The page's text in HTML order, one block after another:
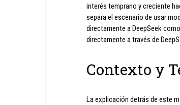
interés temprano y creciente
separa el escenario de usar
directamente a DeepSeek
directamente a través de
Contexto y
La explicación detrás de este